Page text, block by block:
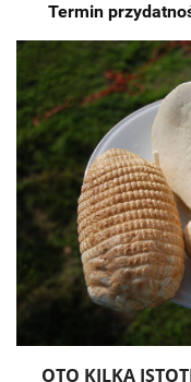
Termin
OTO KILKA